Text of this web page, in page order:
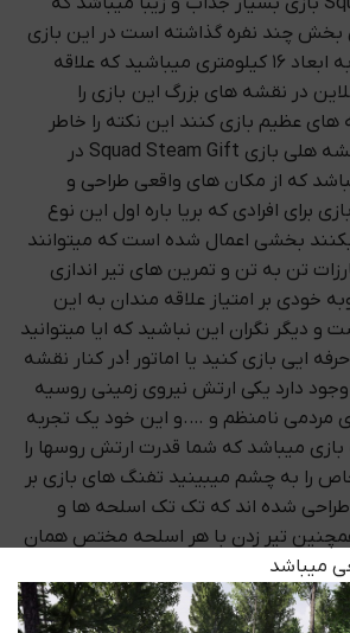
بخش چند نفره گذاشته است در این بازی
شما شامل دو نقشه به ابعاد ۱۶ کیلومتری میباشید که علاقه
در نقشه های بزرگ این بازی را
های عظیم بازی کنند این نکته را خاطر
نشان کنیم که این نقشه هلی بازی Squad Steam Gift در
که از مکان های واقعی طراحی و
برای افرادی که بریا باره اول این نوع
بخشی اعمال شده است که میتوانند
تن به تن و تمرین های تیر اندازی
خودی بر امتیاز علاقه مندان به این
و دیگر نگران این نباشید که ایا میتوانید
ایی بازی کنید یا اماتور !در کنار نقشه
دارد یکی ارتش نیروی زمینی روسیه
مردمی نامنظم و ….و این خود یک تجربه
میباشد که شما قدرت ارتش روسها را
را به چشم میبینید تفنگ های بازی بر
شده اند که تک تک اسلحه ها و
تیر زدن با هر اسلحه مختص همان
میباشد